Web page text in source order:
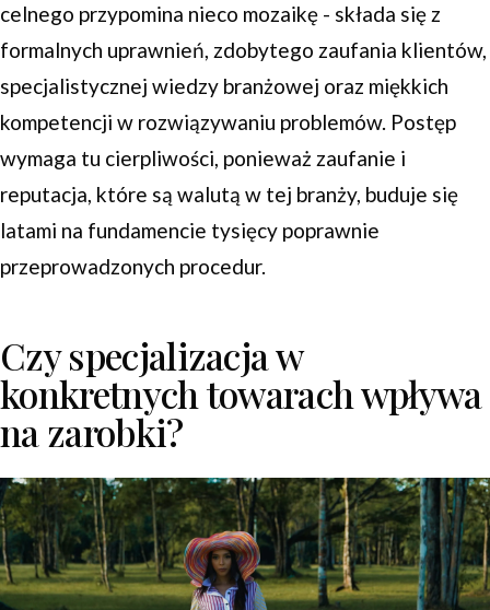
celnego przypomina nieco mozaikę - składa się z
formalnych uprawnień, zdobytego zaufania klientów,
specjalistycznej wiedzy branżowej oraz miękkich
kompetencji w rozwiązywaniu problemów. Postęp
wymaga tu cierpliwości, ponieważ zaufanie i
reputacja, które są walutą w tej branży, buduje się
latami na fundamencie tysięcy poprawnie
przeprowadzonych procedur.
Czy specjalizacja w
konkretnych towarach wpływa
na zarobki?